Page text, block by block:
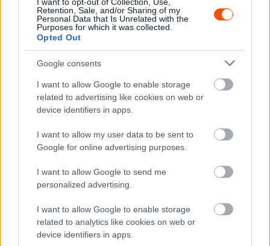
Retention, Sale, and/or Sharing of my
Personal Data that Is Unrelated with the
Purposes for which it was collected.
Opted Out
Google consents
I want to allow Google to enable storage
related to advertising like cookies on web or
device identifiers in apps.
I want to allow my user data to be sent to
Google for online advertising purposes.
I want to allow Google to send me
personalized advertising.
I want to allow Google to enable storage
related to analytics like cookies on web or
device identifiers in apps.
és a közönség is jól szórakozik majd. Fontos, hogy az
eseménnyel segítünk is, ezért is örömmel vállaltam a
felkérést a versenyre.”
Persze a végén a szakmai szempontok is szóba kerültek.
A 600 lóerős rallycross autó után érdekes lesz a három
másik szakág versenyautójával menni.
A gokart sem lesz teljesen szokatlan, ott is hasonló
alapokat egy versenyzői karrierhez. A drift azonban
teljesen más, mindennek ellentmond amit eddig
csináltam, így itt teljesen át kell állítani az agyunkat.
Érdekes szakág, de őszinte leszek, én inkább maradok a
rallycrossnál” – fejezte be Tamás, majd elnézést kért,